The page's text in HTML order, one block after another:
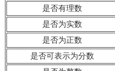
是否有理数
是否为实数
是否为正数
是否可表示为分数